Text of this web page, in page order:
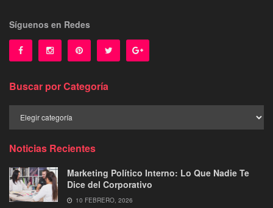
Síguenos en Redes
Buscar por Categoría
por
Noticias Recientes
Marketing Político Interno: Lo Que Nadie Te
Dice del Corporativo
10 FEBRERO, 2026